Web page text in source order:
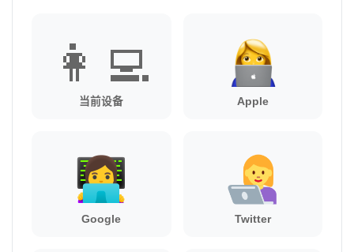
👩‍💻
当前设备 Apple
Google Twitter